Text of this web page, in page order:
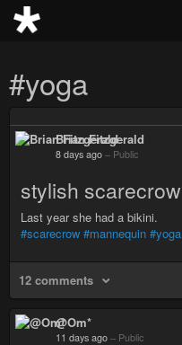
#yoga
Brian Fitzgerald
8 days ago – Public
stylish scarecrow
Last year she had a bikini.
#scarecrow #mannequin #yoga
12 comments
@Om*
11 days ago – Public